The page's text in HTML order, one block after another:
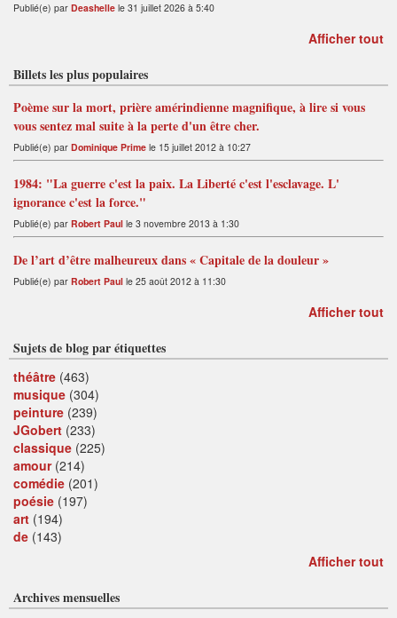
Publié(e) par Deashelle le 31 juillet 2026 à 5:40
Afficher tout
Billets les plus populaires
Poème sur la mort, prière amérindienne magnifique, à lire si vous
vous sentez mal suite à la perte d'un être cher.
Publié(e) par Dominique Prime le 15 juillet 2012 à 10:27
1984: "La guerre c'est la paix. La Liberté c'est l'esclavage. L'
ignorance c'est la force."
Publié(e) par Robert Paul le 3 novembre 2013 à 1:30
De l’art d’être malheureux dans « Capitale de la douleur »
Publié(e) par Robert Paul le 25 août 2012 à 11:30
Afficher tout
Sujets de blog par étiquettes
théâtre (463)
musique (304)
peinture (239)
JGobert (233)
classique (225)
amour(214)
comédie (201)
poésie (197)
art (194)
de (143)
Afficher tout
Archives mensuelles